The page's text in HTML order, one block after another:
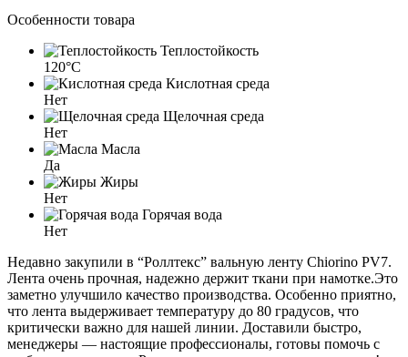
Особенности товара
Теплостойкость
120°C
Кислотная среда
Нет
Щелочная среда
Нет
Масла
Да
Жиры
Нет
Горячая вода
Нет
Недавно закупили в “Роллтекс” вальную ленту Chiorino PV7.
Лента очень прочная, надежно держит ткани при намотке.Это
заметно улучшило качество производства. Особенно приятно,
что лента выдерживает температуру до 80 градусов, что
критически важно для нашей линии. Доставили быстро,
менеджеры — настоящие профессионалы, готовы помочь с